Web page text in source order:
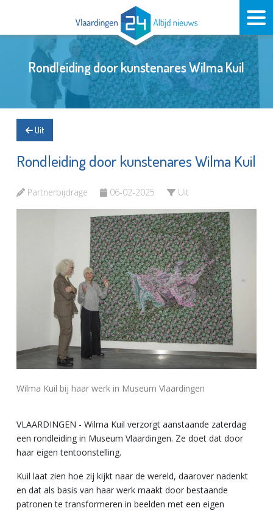
Rondleiding door kunstenares Wilma Kuil
Uit
Rondleiding door kunstenares Wilma Kuil
Partnerbijdrage 06-02-2025 Uit
Wilma Kuil bij haar werk in Museum Vlaardingen
VLAARDINGEN - Wilma Kuil verzorgt aanstaande zaterdag
een rondleiding in Museum Vlaardingen. Ze doet dat door
haar eigen tentoonstelling.
Kuil laat zien hoe zij kijkt naar de wereld, daarover nadenkt
en dat als basis van haar werk maakt door bestaande
patronen te transformeren in beelden met een eigen